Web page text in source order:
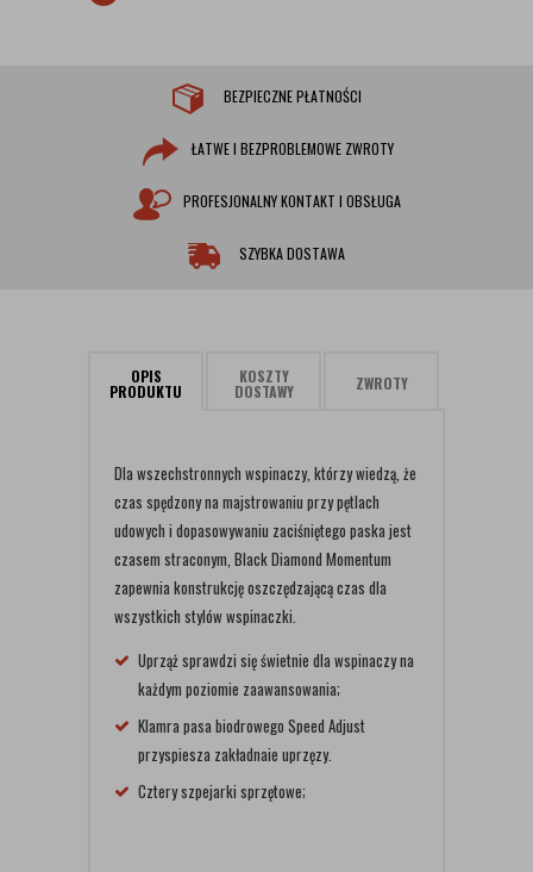
BEZPIECZNE PŁATNOŚCI
ŁATWE I BEZPROBLEMOWE ZWROTY
PROFESJONALNY KONTAKT I OBSŁUGA
SZYBKA DOSTAWA
OPIS
PRODUKTU
KOSZTY
DOSTAWY ZWROTY
​Dla wszechstronnych wspinaczy, którzy wiedzą, że
czas spędzony na majstrowaniu przy pętlach
udowych i dopasowywaniu zaciśniętego paska jest
czasem straconym, Black Diamond Momentum
zapewnia konstrukcję oszczędzającą czas dla
wszystkich stylów wspinaczki.
Uprząż sprawdzi się świetnie dla wspinaczy na
każdym poziomie zaawansowania;
Klamra pasa biodrowego Speed Adjust
przyspiesza zakładnaie uprzęzy.
Cztery szpejarki sprzętowe;